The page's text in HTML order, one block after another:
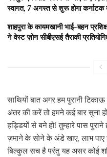
स्वागत, 7 अगस्त से शुरू होगा कर्नाटक
शाहपुरा के कायमखानी भाई-बहन
ने वेस्ट ज़ोन सीबीएसई तैराकी
साथियों बात अगर हम पुरानी
अंतर की करें तो हमने कई बार सुना
हड्डियों से बने हो! तुम्हारे पास
ज़माने के सोने के अंडे खाए, लाभ पाए
बिल्कुल सच है परंतु यह असर कोई